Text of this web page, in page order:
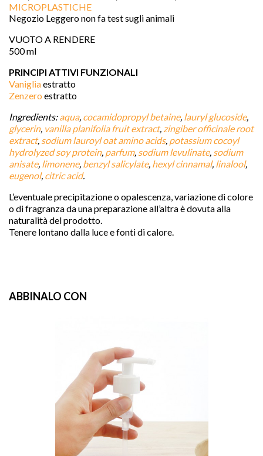
MICROPLASTICHE
Negozio Leggero non fa test sugli animali
VUOTO A RENDERE
500 ml
PRINCIPI ATTIVI FUNZIONALI
Vanigliaestratto
Zenzero estratto
Ingredients:aqua, cocamidopropyl betaine, lauryl glucoside,
glycerin, vanilla planifolia fruit extract, zingiber officinale root
extract, sodium lauroyl oat amino acids, potassium cocoyl
hydrolyzed soy protein, parfum, sodium levulinate, sodium
anisate, limonene, benzyl salicylate, hexyl cinnamal, linalool,
eugenol, citric acid.
L’eventuale precipitazione o opalescenza, variazione di colore
o di fragranza da una preparazione all’altra è dovuta alla
naturalità del prodotto.
Tenere lontano dalla luce e fonti di calore.
ABBINALO CON